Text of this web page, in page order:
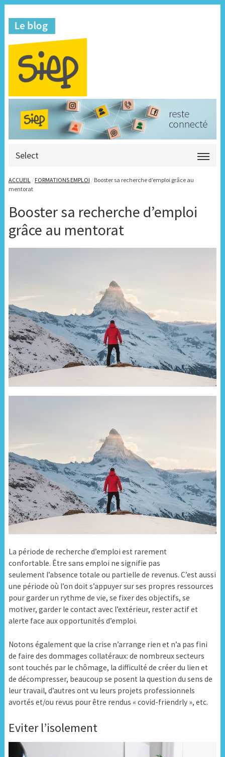
Select
ACCUEIL / FORMATIONS EMPLOI / Booster sa recherche d’emploi grâce au
mentorat
Booster sa recherche d’emploi
grâce au mentorat
La période de recherche d’emploi est rarement
confortable. Être sans emploi ne signifie pas
seulement l’absence totale ou partielle de revenus. C’est aussi
une période où l’on doit s’appuyer sur ses propres ressources
pour garder un rythme de vie, se fixer des objectifs, se
motiver, garder le contact avec l’extérieur, rester actif et
alerte face aux opportunités d’emploi.
Notons également que la crise n’arrange rien et n’a pas fini
de faire des dommages collatéraux: de nombreux secteurs
sont touchés par le chômage, la difficulté de créer du lien et
de décompresser, beaucoup se posent la question du sens de
leur travail, d’autres ont vu leurs projets professionnels
avortés et/ou revus pour être rendus « covid-friendrly », etc.
Eviter l’isolement